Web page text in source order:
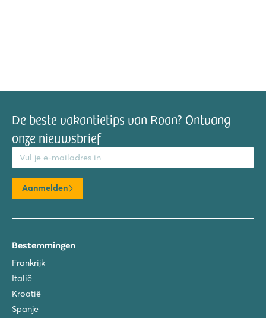
De beste vakantietips van Roan? Ontvang
onze nieuwsbrief
Aanmelden
Bestemmingen
Frankrijk
Italië
Kroatië
Spanje